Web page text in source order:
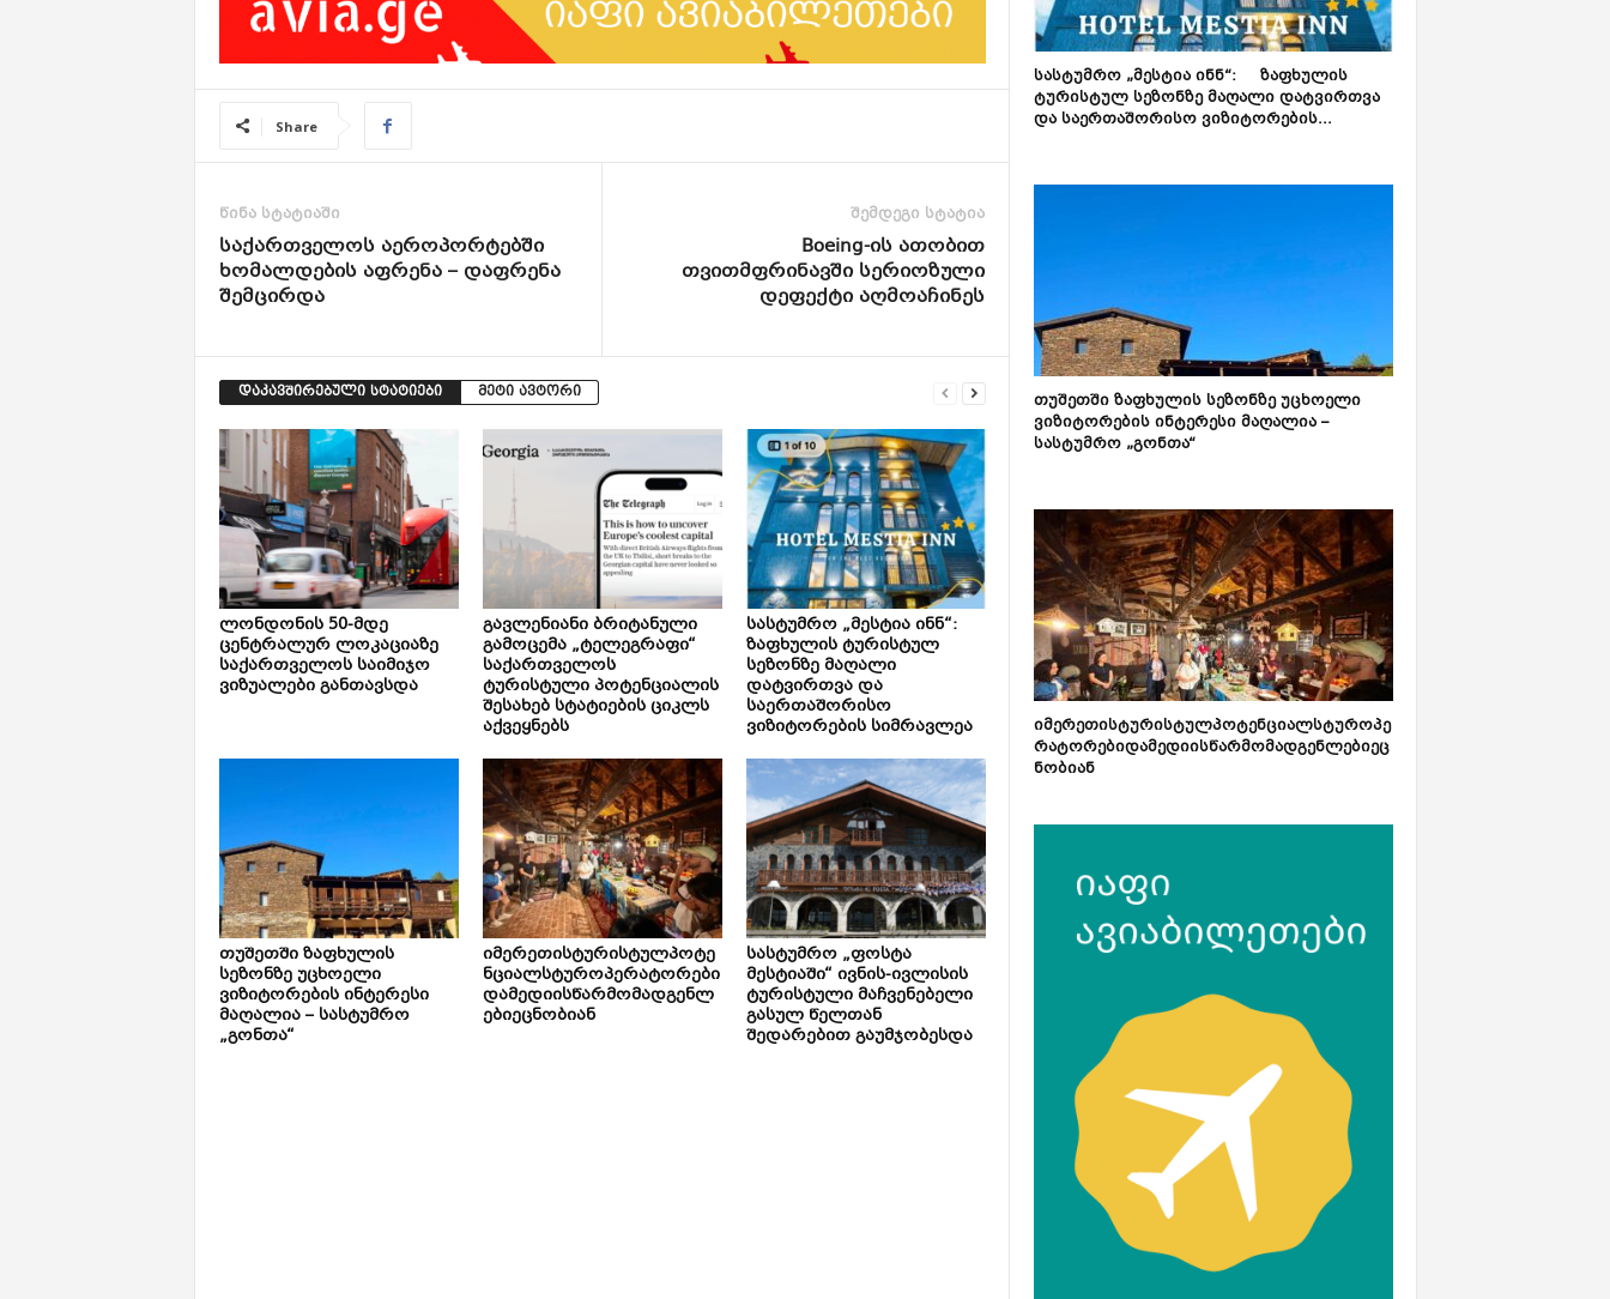
Share
წინა სტატიაში
საქართველოს აეროპორტებში
ხომალდების აფრენა – დაფრენა
შემცირდა
შემდეგი სტატია
Boeing-ის ათობით
თვითმფრინავში სერიოზული
დეფექტი აღმოაჩინეს
დაკავშირებული სტატიები მეტი ავტორი
ლონდონის 50-მდე
ცენტრალურ ლოკაციაზე
საქართველოს საიმიჯო
ვიზუალები განთავსდა
გავლენიანი ბრიტანული
გამოცემა „ტელეგრაფი“
საქართველოს
ტურისტული პოტენციალის
შესახებ სტატიების ციკლს
აქვეყნებს
სასტუმრო „მესტია ინნ“:
ზაფხულის ტურისტულ
სეზონზე მაღალი
დატვირთვა და
საერთაშორისო
ვიზიტორების სიმრავლეა
თუშეთში ზაფხულის
სეზონზე უცხოელი
ვიზიტორების ინტერესი
მაღალია – სასტუმრო
„გონთა“
იმერეთისტურისტულპოტე
ნციალსტუროპერატორები
დამედიისწარმომადგენლ
ებიეცნობიან
სასტუმრო „ფოსტა
მესტიაში“ ივნის-ივლისის
ტურისტული მაჩვენებელი
გასულ წელთან
შედარებით გაუმჯობესდა
სასტუმრო „მესტია ინნ“: ზაფხულის
ტურისტულ სეზონზე მაღალი დატვირთვა
და საერთაშორისო ვიზიტორების...
თუშეთში ზაფხულის სეზონზე უცხოელი
ვიზიტორების ინტერესი მაღალია –
სასტუმრო „გონთა“
იმერეთისტურისტულპოტენციალსტუროპე
რატორებიდამედიისწარმომადგენლებიეც
ნობიან